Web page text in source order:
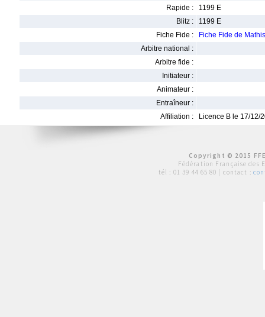
Rapide :
1199 E
Blitz :
1199 E
Fiche Fide :
Fiche Fide de
Arbitre national :
Arbitre fide :
Initiateur :
Animateur :
Entraîneur :
Affiliation :
Licence B le 17/12/
Copyright © 2015
Fédération Française des
tél : 01 39 44 65 80 | contact :